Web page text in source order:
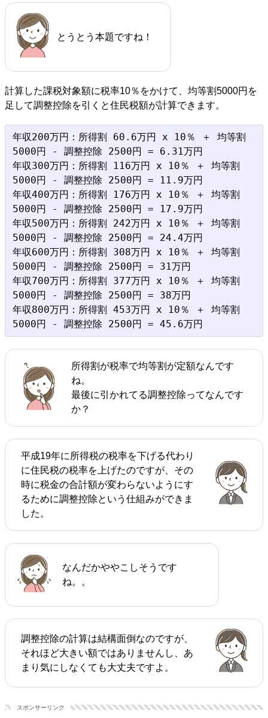
とうとう本題ですね！
計算した課税対象額に税率10％をかけて、均等割5000円を
足して調整控除を引くと住民税額が計算できます。
年収200万円：所得割 60.6万円 x 10％ ＋ 均等割
5000円 - 調整控除 2500円 = 6.31万円
年収300万円：所得割 116万円 x 10％ ＋ 均等割
5000円 - 調整控除 2500円 = 11.9万円
年収400万円：所得割 176万円 x 10％ ＋ 均等割
5000円 - 調整控除 2500円 = 17.9万円
年収500万円：所得割 242万円 x 10％ ＋ 均等割
5000円 - 調整控除 2500円 = 24.4万円
年収600万円：所得割 308万円 x 10％ ＋ 均等割
5000円 - 調整控除 2500円 = 31万円
年収700万円：所得割 377万円 x 10％ ＋ 均等割
5000円 - 調整控除 2500円 = 38万円
年収800万円：所得割 453万円 x 10％ ＋ 均等割
所得割が税率で均等割が定額なんです
ね。
最後に引かれてる調整控除ってなんです
か？
平成19年に所得税の税率を下げる代わり
に住民税の税率を上げたのですが、その
時に税金の合計額が変わらないようにす
るために調整控除という仕組みができま
した。
なんだかややこしそうです
ね。。
調整控除の計算は結構面倒なのですが、
それほど大きい額ではありませんし、あ
まり気にしなくても大丈夫ですよ。
スポンサーリンク